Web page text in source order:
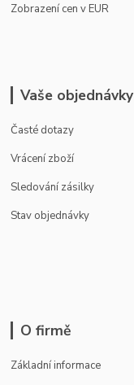
Zobrazení cen v EUR
Vaše objednávky
Časté dotazy
Vrácení zboží
Sledování zásilky
Stav objednávky
O firmě
Základní informace